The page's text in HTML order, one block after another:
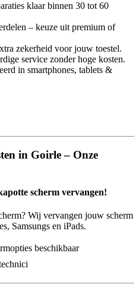
klaar binnen 30 tot 60
– keuze uit premium of
zekerheid voor jouw toestel.
service zonder hoge kosten.
in smartphones, tablets &
in Goirle – Onze
scherm vervangen!
Wij vervangen jouw scherm
Samsungs en iPads.
beschikbaar